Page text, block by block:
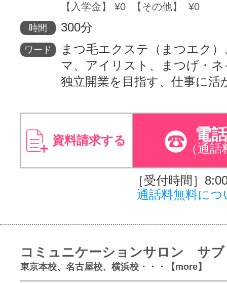
【入学金】 ¥0 【その他】 ¥0
時間 300分
ワード
まつ毛エクステ（まつエク
マ、アイリスト、まつげ・
独立開業を目指す、仕事に活
資料請求する 電
（通話
［受付時間］
通話料無料につ
コミュニケーションサロン サブ
東京本校、名古屋校、横浜校・・・【more】